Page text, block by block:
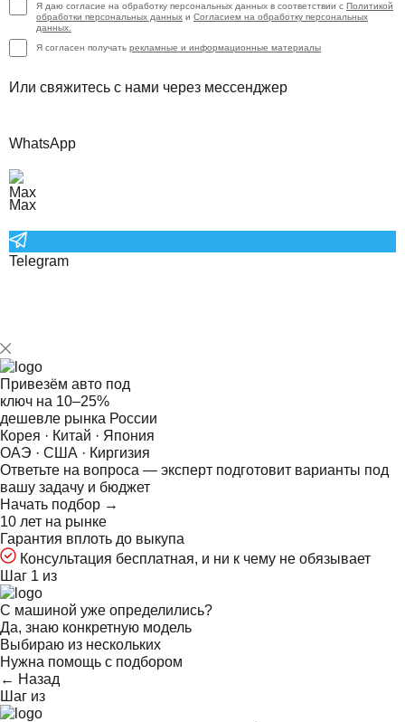
Я даю согласие на обработку персональных данных в соответствии с Политикой
обработки персональных данных и Согласием на обработку персональных
данных.
Я согласен получать рекламные и информационные материалы
Или свяжитесь с нами через мессенджер
WhatsApp
Max
Telegram
Привезём авто под
ключ на 10–25%
дешевле рынка России
Корея · Китай · Япония
ОАЭ · США · Киргизия
Ответьте на вопроса — эксперт подготовит варианты под
вашу задачу и бюджет
Начать подбор →
10 лет на рынке
Гарантия вплоть до выкупа
Консультация бесплатная, и ни к чему не обязывает
Шаг 1 из
С машиной уже определились?
Да, знаю конкретную модель
Выбираю из нескольких
Нужна помощь с подбором
← Назад
Шаг из